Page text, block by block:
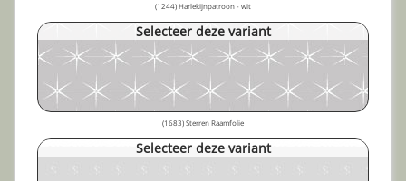
(1244) Harlekijnpatroon - wit
Selecteer deze variant
(1683) Sterren Raamfolie
Selecteer deze variant